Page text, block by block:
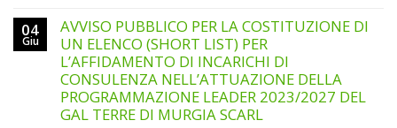
N.
1
ADDETTO/A
ALLA
SEGRETERIA
AMMINISTRATIVA
E
PUBBLICO
SELEZIONE
PER
TITOLI
E
COLLOQUIO
N.
04
Giu
AVVISO PUBBLICO PER LA COSTITUZIONE DI
UN ELENCO (SHORT LIST) PER
L’AFFIDAMENTO DI INCARICHI DI
CONSULENZA NELL’ATTUAZIONE DELLA
PROGRAMMAZIONE LEADER 2023/2027 DEL
GAL TERRE DI MURGIA SCARL